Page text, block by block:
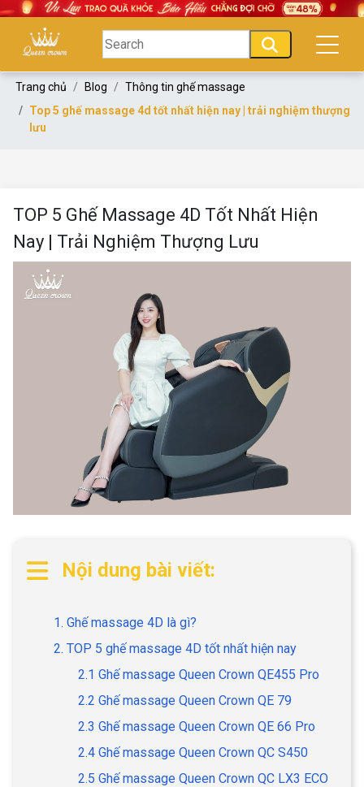
Trang chủ Blog
Thông tin ghế massage
Top 5 ghế massage 4d tốt nhất hiện nay | trải nghiệm thượng
lưu
TOP 5 Ghế Massage 4D Tốt Nhất Hiện
Nay | Trải Nghiệm Thượng Lưu
Nội dung bài viết:
1. Ghế massage 4D là gì?
2. TOP 5 ghế massage 4D tốt nhất hiện nay
2.1 Ghế massage Queen Crown QE455 Pro
2.2 Ghế massage Queen Crown QE 79
2.3 Ghế massage Queen Crown QE 66 Pro
2.4 Ghế massage Queen Crown QC S450
2.5 Ghế massage Queen Crown QC LX3 ECO